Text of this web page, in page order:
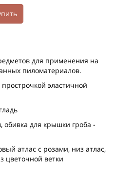
для применения на
пиломатериалов.
эластичной
обивка для крышки гроба -
атлас с розами, низ атлас,
цветочной ветки